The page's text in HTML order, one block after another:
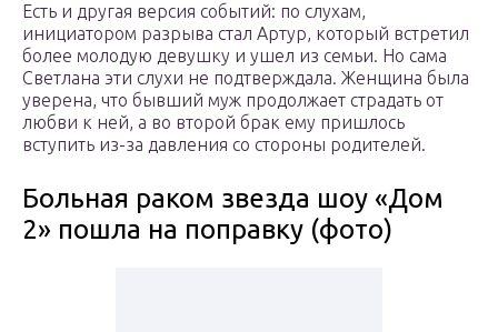
Есть и другая версия событий: по слухам,
инициатором разрыва стал Артур, который встретил
более молодую девушку и ушел из семьи. Но сама
Светлана эти слухи не подтверждала. Женщина была
уверена, что бывший муж продолжает страдать от
любви к ней, а во второй брак ему пришлось
вступить из-за давления со стороны родителей.
Больная раком звезда шоу «Дом
2» пошла на поправку (фото)